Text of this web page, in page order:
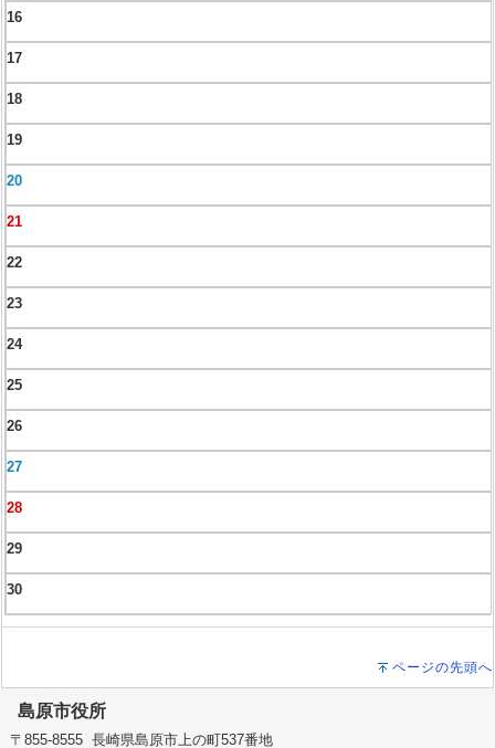
16
17
18
19
20
21
22
23
24
25
26
27
28
29
30
ページの先頭へ
島原市役所
〒855-8555 長崎県島原市上の町537番地